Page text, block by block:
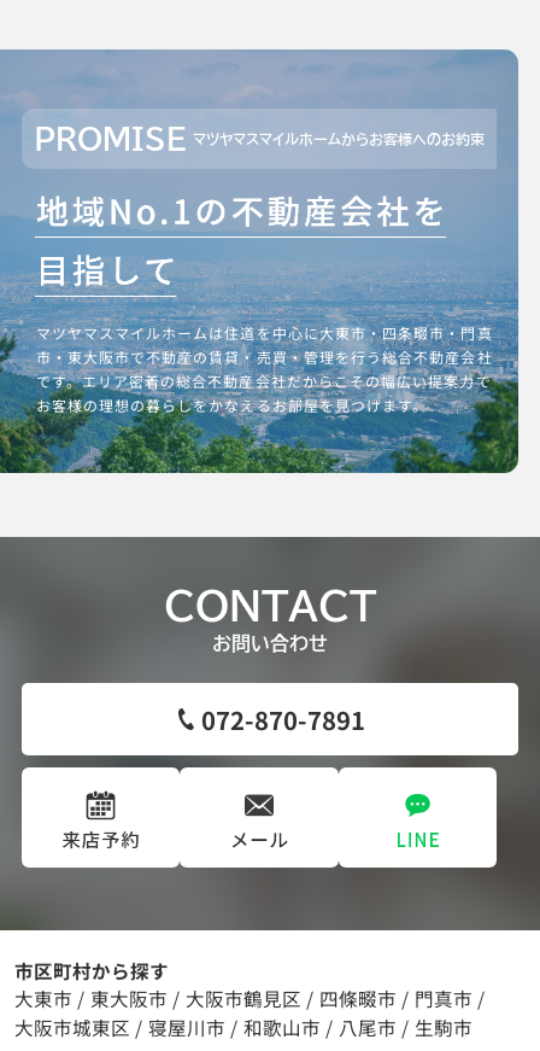
PROMISE マツヤマスマイルホームからお客様へのお約束
マツヤマスマイルホームは住道を中心に大東市・四条畷市・門真
市・東大阪市で不動産の賃貸・売買・管理を行う総合不動産会社
です。エリア密着の総合不動産会社だからこその幅広い提案力で
お客様の理想の暮らしをかなえるお部屋を見つけます。
CONTACT
お問い合わせ
072-870-7891
市区町村から探す
大東市 / 東大阪市 / 大阪市鶴見区 / 四條畷市 / 門真市 /
大阪市城東区 / 寝屋川市 / 和歌山市 / 八尾市 / 生駒市